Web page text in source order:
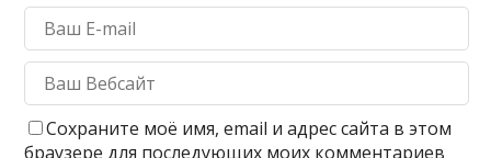
Сохраните моё имя, email и адрес сайта в этом
браузере для последующих моих комментариев